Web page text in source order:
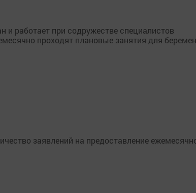
и работает при содружестве специалистов
проходят плановые занятия для
заявлений на предоставление